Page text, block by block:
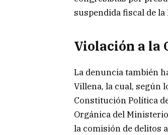
suspendida fiscal de
Violación a la
La denuncia también
Villena, la cual, según
Constitución Política
Orgánica del
la comisión de delitos